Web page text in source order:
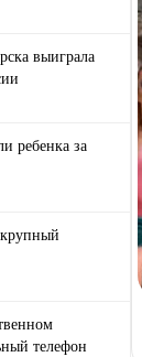
выиграла
ребенка за
телефон